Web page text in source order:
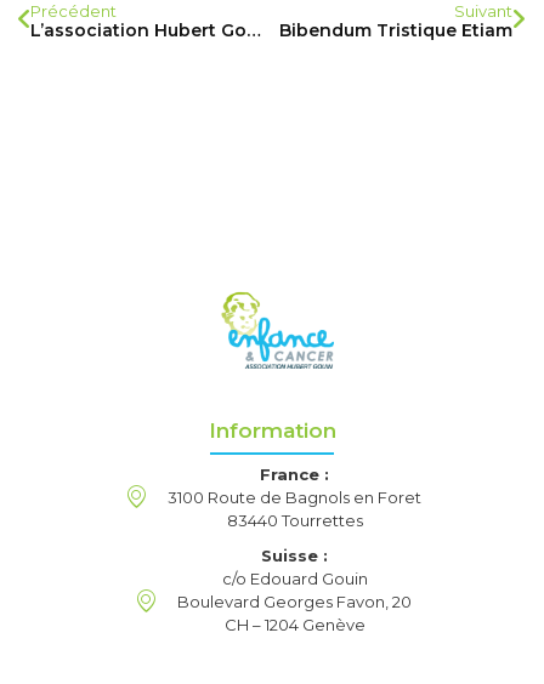
Précédent
L’association Hubert Gouin – «Enfance & Cancer» fête ses 10 ans !
Suivant
Bibendum Tristique Etiam
Information
France :
3100 Route de Bagnols en Foret
83440 Tourrettes
Suisse :
c/o Edouard Gouin
Boulevard Georges Favon, 20
CH – 1204 Genève